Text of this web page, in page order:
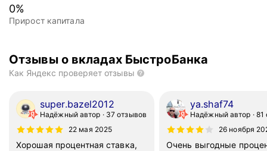
Прирост капитала
0%
Отзывы о вкладах БыстроБанка
Как Яндекс проверяет отзывы
super.bazel2012
Надёжный автор
37 отзывов
22 мая 2025
Хорошая процентная ставка,
ya.shaf74
Надёжный автор
81
26 ноября
Очень выгодные